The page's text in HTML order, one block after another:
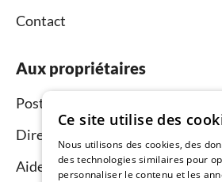
Contact
Aux propriétaires
Postez et louez
Directeur du réseau commercial
Aide aux propriétaires
Ce site utilise des
Nous utilisons des cookies, des
des technologies similaires pour
personnaliser le contenu et les